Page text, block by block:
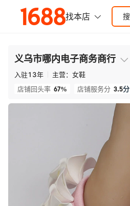
义乌市哪内电子商务商行
入驻13年 主营： 女鞋
店铺回头率 67% 店铺服务分 3.5分